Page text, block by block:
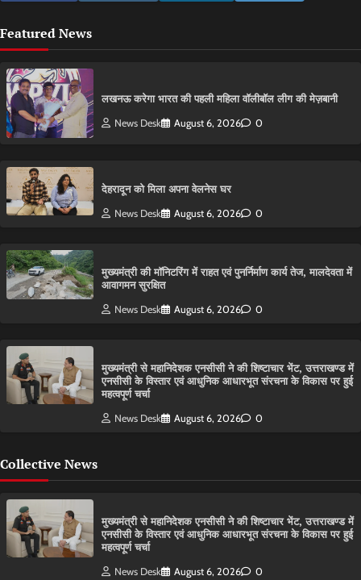
Featured News
लखनऊ करेगा भारत की पहली महिला वॉलीबॉल लीग की मेज़बानी
News Desk August 6, 2026 0
देहरादून को मिला अपना वेलनेस घर
News Desk August 6, 2026 0
मुख्यमंत्री की मॉनिटरिंग में राहत एवं पुनर्निर्माण कार्य तेज, मालदेवता में
आवागमन सुरक्षित
News Desk August 6, 2026 0
मुख्यमंत्री से महानिदेशक एनसीसी ने की शिष्टाचार भेंट, उत्तराखण्ड में
एनसीसी के विस्तार एवं आधुनिक आधारभूत संरचना के विकास पर हुई
महत्वपूर्ण चर्चा
News Desk August 6, 2026 0
Collective News
मुख्यमंत्री से महानिदेशक एनसीसी ने की शिष्टाचार भेंट, उत्तराखण्ड में
एनसीसी के विस्तार एवं आधुनिक आधारभूत संरचना के विकास पर हुई
महत्वपूर्ण चर्चा
News Desk August 6, 2026 0